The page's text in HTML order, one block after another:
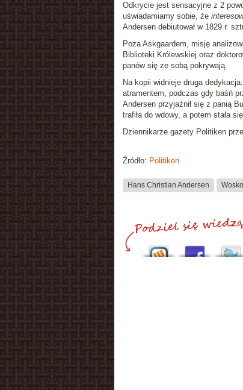
Odkrycie jest sensacyjne z 2
uświadamiamy sobie, że
Andersen debiutował w 1829 r.
Poza Askgaardem, misję
Biblioteki Królewskiej oraz
panów się ze sobą pokrywają.
Na kopii widnieje druga
atramentem, podczas gdy baśń
Andersen przyjaźnił się z panią
trafiła do wdowy, a potem stała
Dziennikarze gazety Politiken
Źródło: Politiken
Hans Christian Andersen